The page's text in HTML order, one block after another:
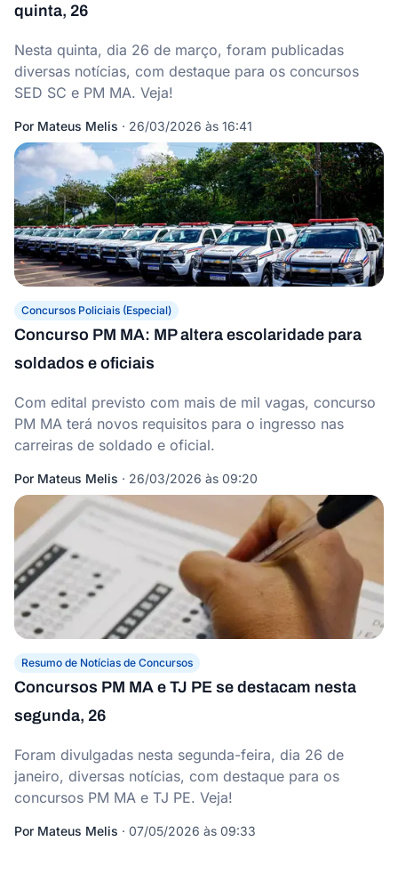
quinta, 26
Nesta quinta, dia 26 de março, foram publicadas
diversas notícias, com destaque para os concursos
SED SC e PM MA. Veja!
Por Mateus Melis · 26/03/2026 às 16:41
Concursos Policiais (Especial)
Concurso PM MA: MP altera escolaridade para
soldados e oficiais
Com edital previsto com mais de mil vagas, concurso
PM MA terá novos requisitos para o ingresso nas
carreiras de soldado e oficial.
Por Mateus Melis · 26/03/2026 às 09:20
Resumo de Notícias de Concursos
Concursos PM MA e TJ PE se destacam nesta
segunda, 26
Foram divulgadas nesta segunda-feira, dia 26 de
janeiro, diversas notícias, com destaque para os
concursos PM MA e TJ PE. Veja!
Por Mateus Melis · 07/05/2026 às 09:33